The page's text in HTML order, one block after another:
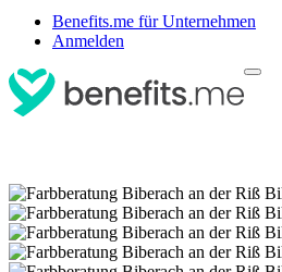
Benefits.me für Unternehmen
Anmelden